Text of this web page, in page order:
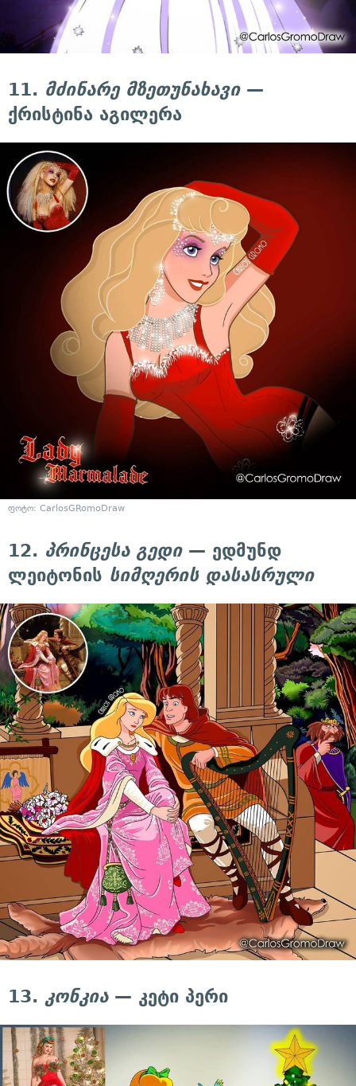
11. მძინარე მზეთუნახავი—
ქრისტინა აგილერა
ფოტო: CarlosGRomoDraw
12. პრინცესა გედი— ედმუნდ
ლეიტონის სიმღერის დასასრული
13. კონკია— კეტი პერი